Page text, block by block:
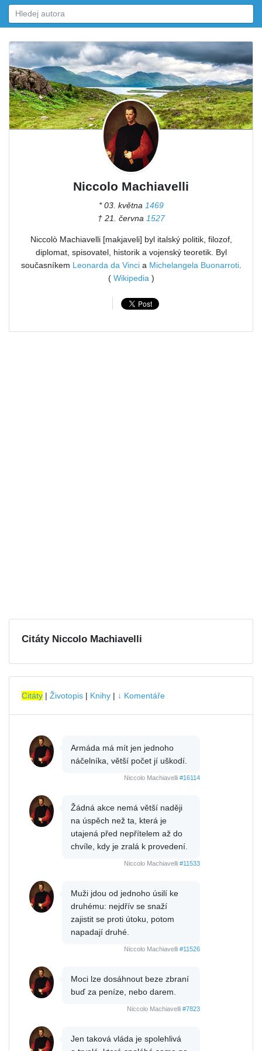
Niccolo Machiavelli
* 03. května 1469
† 21. června 1527
Niccolò Machiavelli [makjaveli] byl italský politik, filozof,
diplomat, spisovatel, historik a vojenský teoretik. Byl
současníkem Leonarda da Vincia Michelangela Buonarroti.
( Wikipedia )
Citáty Niccolo Machiavelli
Citáty | Životopis | Knihy | ↓ Komentáře
Armáda má mít jen jednoho
náčelníka, větší počet jí uškodí.
Niccolo Machiavelli #16114
Žádná akce nemá větší naději
na úspěch než ta, která je
utajená před nepřítelem až do
chvíle, kdy je zralá k provedení.
Niccolo Machiavelli #11533
Muži jdou od jednoho úsilí ke
druhému: nejdřív se snaží
zajistit se proti útoku, potom
napadají druhé.
Niccolo Machiavelli #11526
Moci lze dosáhnout beze zbraní
buď za peníze, nebo darem.
Niccolo Machiavelli #7823
Jen taková vláda je spolehlivá